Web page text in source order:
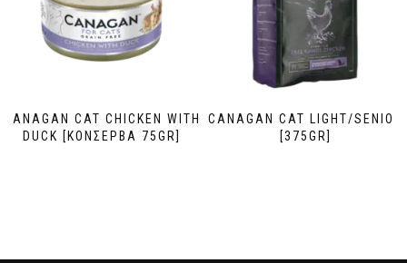
CANAGAN CAT CHICKEN WITH
DUCK [ΚΟΝΣΕΡΒΑ 75GR]
CANAGAN CAT LIGHT/SENIOR
[375GR]